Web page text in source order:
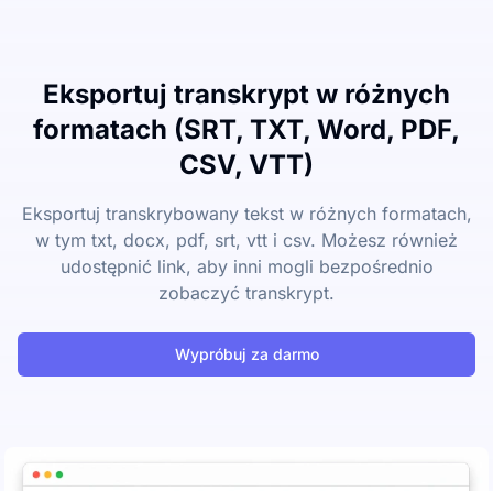
Eksportuj transkrypt w różnych
formatach (SRT, TXT, Word, PDF,
CSV, VTT)
Eksportuj transkrybowany tekst w różnych formatach,
w tym txt, docx, pdf, srt, vtt i csv. Możesz również
udostępnić link, aby inni mogli bezpośrednio
zobaczyć transkrypt.
Wypróbuj za darmo